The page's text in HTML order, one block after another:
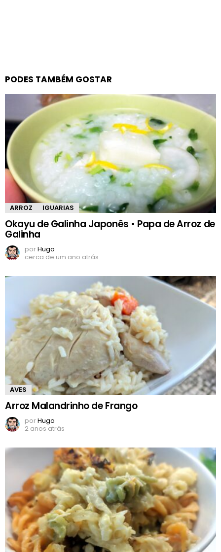
PODES TAMBÉM GOSTAR
ARROZ IGUARIAS
Okayu de Galinha Japonês • Papa de Arroz de
Galinha
porHugo
cerca de um ano atrás
AVES
Arroz Malandrinho de Frango
porHugo
2 anos atrás